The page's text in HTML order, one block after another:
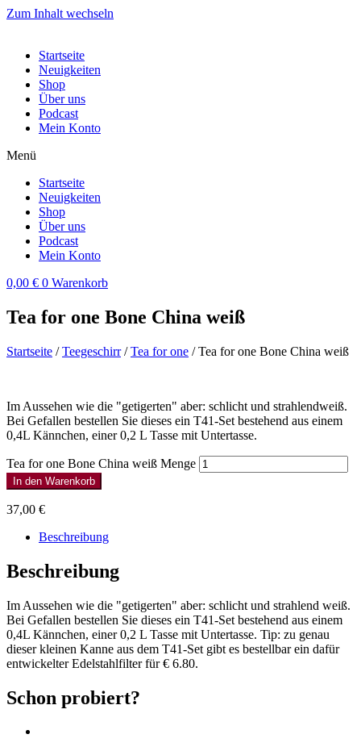
Zum Inhalt wechseln
Startseite
Neuigkeiten
Shop
Über uns
Podcast
Mein Konto
Menü
Startseite
Neuigkeiten
Shop
Über uns
Podcast
Mein Konto
0,00 € 0 Warenkorb
Tea for one Bone China weiß
Startseite /Teegeschirr/Tea for one / Tea for one Bone China weiß
Im Aussehen wie die "getigerten" aber: schlicht und strahlendweiß.
Bei Gefallen bestellen Sie dieses ein T41-Set bestehend aus einem
0,4L Kännchen, einer 0,2 L Tasse mit Untertasse.
Tea for one Bone China weiß Menge
In den Warenkorb
37,00 €
Beschreibung
Beschreibung
Im Aussehen wie die "getigerten" aber: schlicht und strahlend weiß.
Bei Gefallen bestellen Sie dieses ein T41-Set bestehend aus einem
0,4L Kännchen, einer 0,2 L Tasse mit Untertasse. Tip: zu genau
dieser kleinen Kanne aus dem T41-Set gibt es bestellbar ein dafür
entwickelter Edelstahlfilter für € 6.80.
Schon probiert?